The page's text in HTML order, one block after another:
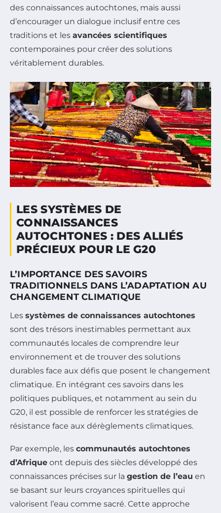
des connaissances autochtones, mais aussi
d’encourager un dialogue inclusif entre ces
traditions et les avancées scientifiques
contemporaines pour créer des solutions
véritablement durables.
LES SYSTÈMES DE
CONNAISSANCES
AUTOCHTONES : DES ALLIÉS
PRÉCIEUX POUR LE G20
L’IMPORTANCE DES SAVOIRS
TRADITIONNELS DANS L’ADAPTATION AU
CHANGEMENT CLIMATIQUE
Les systèmes de connaissances autochtones
sont des trésors inestimables permettant aux
communautés locales de comprendre leur
environnement et de trouver des solutions
durables face aux défis que posent le changement
climatique. En intégrant ces savoirs dans les
politiques publiques, et notamment au sein du
G20, il est possible de renforcer les stratégies de
résistance face aux dérèglements climatiques.
Par exemple, les communautés autochtones
d’Afrique ont depuis des siècles développé des
connaissances précises sur la gestion de l’eau en
se basant sur leurs croyances spirituelles qui
valorisent l’eau comme sacré. Cette approche